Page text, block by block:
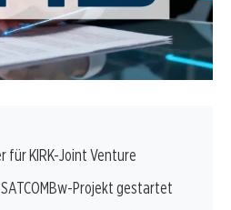
für KIRK-Joint Venture
Projekt gestartet